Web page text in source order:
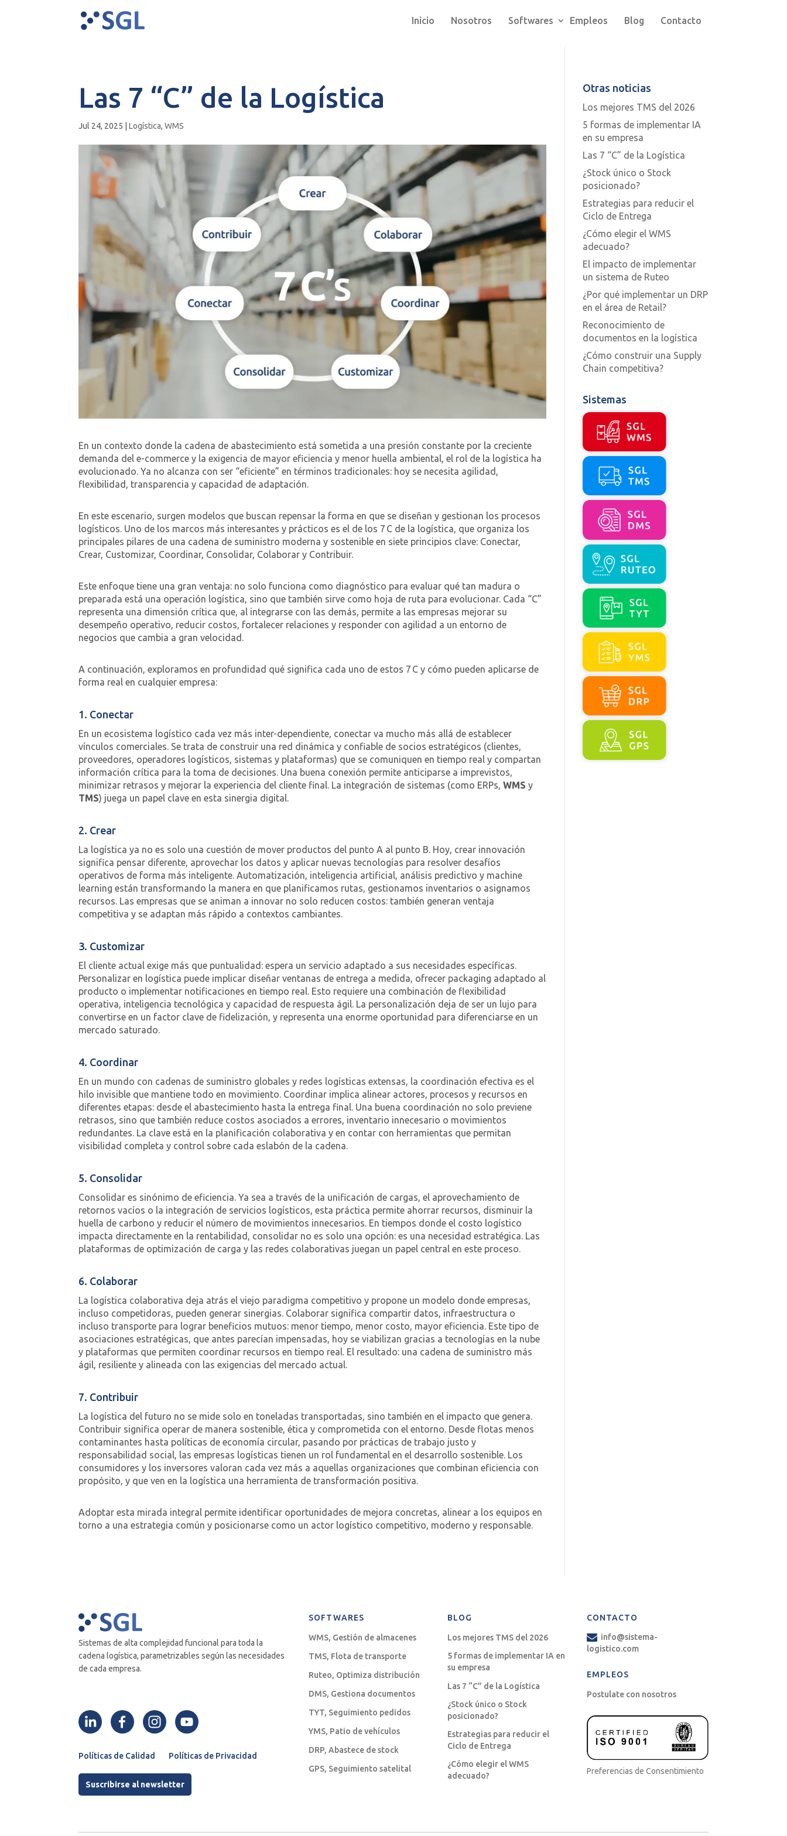
Inicio Nosotros Softwares Empleos Blog Contacto
Las 7 “C” de la Logística
Jul 24, 2025 |Logística,WMS
En un contexto donde la cadena de abastecimiento está sometida a una presión constante por la creciente
demanda del e-commerce y la exigencia de mayor eficiencia y menor huella ambiental, el rol de la logística ha
evolucionado. Ya no alcanza con ser “eficiente” en términos tradicionales: hoy se necesita agilidad,
flexibilidad, transparencia y capacidad de adaptación.
En este escenario, surgen modelos que buscan repensar la forma en que se diseñan y gestionan los procesos
logísticos. Uno de los marcos más interesantes y prácticos es el de los 7 C de la logística, que organiza los
principales pilares de una cadena de suministro moderna y sostenible en siete principios clave: Conectar,
Crear, Customizar, Coordinar, Consolidar, Colaborar y Contribuir.
Este enfoque tiene una gran ventaja: no solo funciona como diagnóstico para evaluar qué tan madura o
preparada está una operación logística, sino que también sirve como hoja de ruta para evolucionar. Cada “C”
representa una dimensión crítica que, al integrarse con las demás, permite a las empresas mejorar su
desempeño operativo, reducir costos, fortalecer relaciones y responder con agilidad a un entorno de
negocios que cambia a gran velocidad.
A continuación, exploramos en profundidad qué significa cada uno de estos 7 C y cómo pueden aplicarse de
forma real en cualquier empresa:
1. Conectar
En un ecosistema logístico cada vez más inter-dependiente, conectar va mucho más allá de establecer
vínculos comerciales. Se trata de construir una red dinámica y confiable de socios estratégicos (clientes,
proveedores, operadores logísticos, sistemas y plataformas) que se comuniquen en tiempo real y compartan
información crítica para la toma de decisiones. Una buena conexión permite anticiparse a imprevistos,
minimizar retrasos y mejorar la experiencia del cliente final. La integración de sistemas (como ERPs,WMS y
TMS) juega un papel clave en esta sinergia digital.
2. Crear
La logística ya no es solo una cuestión de mover productos del punto A al punto B. Hoy, crear innovación
significa pensar diferente, aprovechar los datos y aplicar nuevas tecnologías para resolver desafíos
operativos de forma más inteligente. Automatización, inteligencia artificial, análisis predictivo y machine
learning están transformando la manera en que planificamos rutas, gestionamos inventarios o asignamos
recursos. Las empresas que se animan a innovar no solo reducen costos: también generan ventaja
competitiva y se adaptan más rápido a contextos cambiantes.
3. Customizar
El cliente actual exige más que puntualidad: espera un servicio adaptado a sus necesidades específicas.
Personalizar en logística puede implicar diseñar ventanas de entrega a medida, ofrecer packaging adaptado al
producto o implementar notificaciones en tiempo real. Esto requiere una combinación de flexibilidad
operativa, inteligencia tecnológica y capacidad de respuesta ágil. La personalización deja de ser un lujo para
convertirse en un factor clave de fidelización, y representa una enorme oportunidad para diferenciarse en un
mercado saturado.
4. Coordinar
En un mundo con cadenas de suministro globales y redes logísticas extensas, la coordinación efectiva es el
hilo invisible que mantiene todo en movimiento. Coordinar implica alinear actores, procesos y recursos en
diferentes etapas: desde el abastecimiento hasta la entrega final. Una buena coordinación no solo previene
retrasos, sino que también reduce costos asociados a errores, inventario innecesario o movimientos
redundantes. La clave está en la planificación colaborativa y en contar con herramientas que permitan
visibilidad completa y control sobre cada eslabón de la cadena.
5. Consolidar
Consolidar es sinónimo de eficiencia. Ya sea a través de la unificación de cargas, el aprovechamiento de
retornos vacíos o la integración de servicios logísticos, esta práctica permite ahorrar recursos, disminuir la
huella de carbono y reducir el número de movimientos innecesarios. En tiempos donde el costo logístico
impacta directamente en la rentabilidad, consolidar no es solo una opción: es una necesidad estratégica. Las
plataformas de optimización de carga y las redes colaborativas juegan un papel central en este proceso.
6. Colaborar
La logística colaborativa deja atrás el viejo paradigma competitivo y propone un modelo donde empresas,
incluso competidoras, pueden generar sinergias. Colaborar significa compartir datos, infraestructura o
incluso transporte para lograr beneficios mutuos: menor tiempo, menor costo, mayor eficiencia. Este tipo de
asociaciones estratégicas, que antes parecían impensadas, hoy se viabilizan gracias a tecnologías en la nube
y plataformas que permiten coordinar recursos en tiempo real. El resultado: una cadena de suministro más
ágil, resiliente y alineada con las exigencias del mercado actual.
7. Contribuir
La logística del futuro no se mide solo en toneladas transportadas, sino también en el impacto que genera.
Contribuir significa operar de manera sostenible, ética y comprometida con el entorno. Desde flotas menos
contaminantes hasta políticas de economía circular, pasando por prácticas de trabajo justo y
responsabilidad social, las empresas logísticas tienen un rol fundamental en el desarrollo sostenible. Los
consumidores y los inversores valoran cada vez más a aquellas organizaciones que combinan eficiencia con
propósito, y que ven en la logística una herramienta de transformación positiva.
Adoptar esta mirada integral permite identificar oportunidades de mejora concretas, alinear a los equipos en
torno a una estrategia común y posicionarse como un actor logístico competitivo, moderno y responsable.
Otras noticias
Los mejores TMS del 2026
5 formas de implementar IA
en su empresa
Las 7 “C” de la Logística
¿Stock único o Stock
posicionado?
Estrategias para reducir el
Ciclo de Entrega
¿Cómo elegir el WMS
adecuado?
El impacto de implementar
un sistema de Ruteo
¿Por qué implementar un DRP
en el área de Retail?
Reconocimiento de
documentos en la logística
¿Cómo construir una Supply
Chain competitiva?
Sistemas
Sistemas de alta complejidad funcional para toda la
cadena logística, parametrizables según las necesidades
de cada empresa.
Políticas de Calidad Políticas de Privacidad
Suscribirse al newsletter
SOFTWARES
WMS, Gestión de almacenes
TMS, Flota de transporte
Ruteo, Optimiza distribución
DMS, Gestiona documentos
TYT, Seguimiento pedidos
YMS, Patio de vehículos
DRP, Abastece de stock
GPS, Seguimiento satelital
BLOG
Los mejores TMS del 2026
5 formas de implementar IA en
su empresa
Las 7 “C” de la Logística
¿Stock único o Stock
posicionado?
Estrategias para reducir el
Ciclo de Entrega
¿Cómo elegir el WMS
adecuado?
CONTACTO
info@sistema-
logistico.com
EMPLEOS
Postulate con nosotros
Preferencias de Consentimiento